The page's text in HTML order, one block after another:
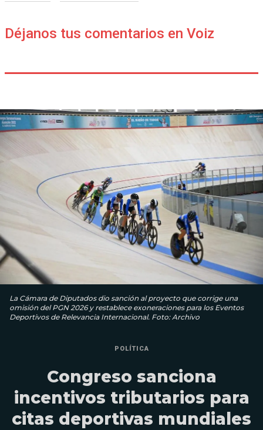
Déjanos tus comentarios en Voiz
La Cámara de Diputados dio sanción al proyecto que corrige una
omisión del PGN 2026 y restablece exoneraciones para los Eventos
Deportivos de Relevancia Internacional. Foto: Archivo
POLÍTICA
Congreso sanciona
incentivos tributarios para
citas deportivas mundiales